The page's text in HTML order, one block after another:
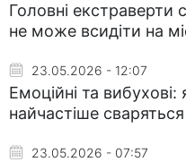
Головні екстраверти
не може всидіти на
23.05.2026 - 12:07
Емоційні та вибухові:
найчастіше
23.05.2026 - 07:57